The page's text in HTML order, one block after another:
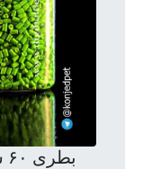
بطری ۶۰ سی سی هلالی دهانه ۲۸